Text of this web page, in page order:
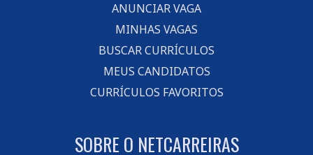
ANUNCIAR VAGA
MINHAS VAGAS
BUSCAR CURRÍCULOS
MEUS CANDIDATOS
CURRÍCULOS FAVORITOS
SOBRE O NETCARREIRAS